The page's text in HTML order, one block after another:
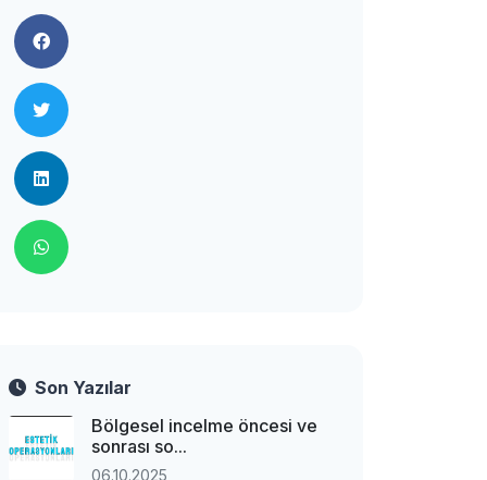
Son Yazılar
Bölgesel incelme öncesi ve
sonrası so...
06.10.2025